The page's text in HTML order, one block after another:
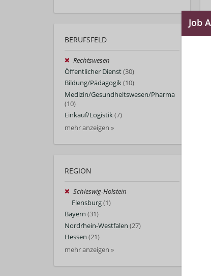
BERUFSFELD
Rechtswesen
Öffentlicher Dienst(30)
Bildung/Pädagogik(10)
Medizin/Gesundheitswesen/Pharma
(10)
Einkauf/Logistik(7)
mehr anzeigen »
REGION
Schleswig-Holstein
Flensburg(1)
Bayern (31)
Nordrhein-Westfalen (27)
Hessen (21)
mehr anzeigen »